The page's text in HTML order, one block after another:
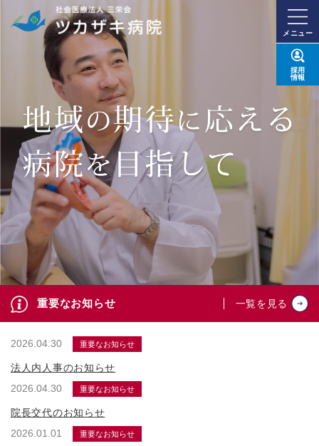
メニュー
採用
情報
重要なお知らせ 一覧を見る
2026.04.30 重要なお知らせ
法人内人事のお知らせ
2026.04.30
重要なお知らせ
院長交代のお知らせ
2026.01.01
重要なお知らせ